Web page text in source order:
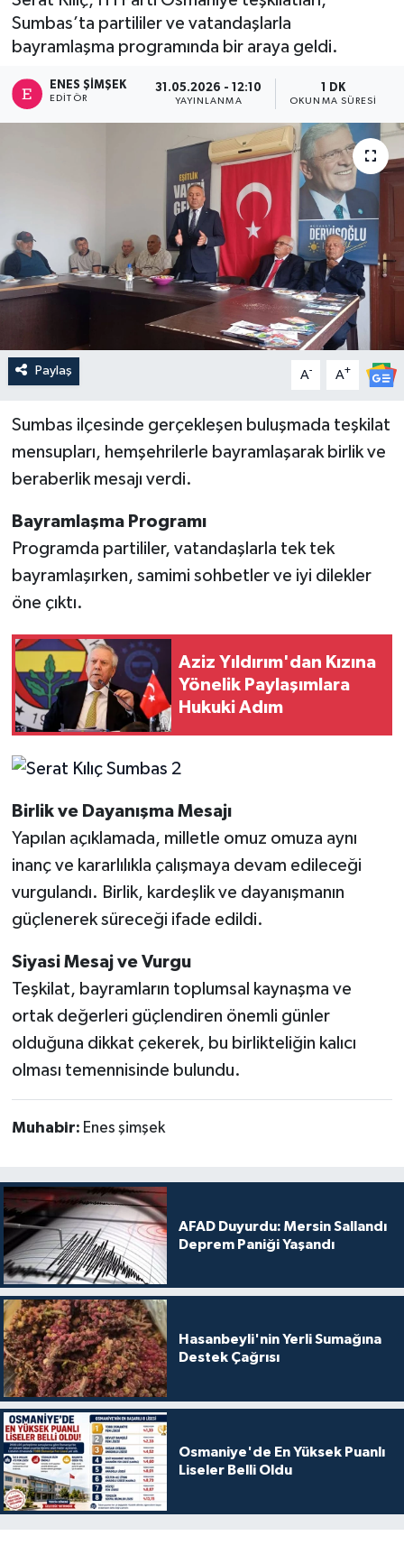
Sumbas’ta partililer ve vatandaşlarla
bayramlaşma programında bir araya geldi.
ENES ŞIMŞEK
EDITÖR
31.05.2026 - 12:10
YAYINLANMA
1 DK
OKUNMA SÜRESI
Paylaş A- A+
Sumbas ilçesinde gerçekleşen buluşmada teşkilat
mensupları, hemşehrilerle bayramlaşarak birlik ve
beraberlik mesajı verdi.
Bayramlaşma Programı
Programda partililer, vatandaşlarla tek tek
bayramlaşırken, samimi sohbetler ve iyi dilekler
öne çıktı.
Aziz Yıldırım'dan Kızına
Yönelik Paylaşımlara
Hukuki Adım
Birlik ve Dayanışma Mesajı
Yapılan açıklamada, milletle omuz omuza aynı
inanç ve kararlılıkla çalışmaya devam edileceği
vurgulandı. Birlik, kardeşlik ve dayanışmanın
güçlenerek süreceği ifade edildi.
Siyasi Mesaj ve Vurgu
Teşkilat, bayramların toplumsal kaynaşma ve
ortak değerleri güçlendiren önemli günler
olduğuna dikkat çekerek, bu birlikteliğin kalıcı
olması temennisinde bulundu.
Muhabir: Enes şimşek
AFAD Duyurdu: Mersin Sallandı
Deprem Paniği Yaşandı
Hasanbeyli'nin Yerli Sumağına
Destek Çağrısı
Osmaniye'de En Yüksek Puanlı
Liseler Belli Oldu